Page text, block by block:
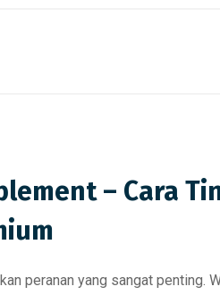
– Cara
peranan yang sangat penting.